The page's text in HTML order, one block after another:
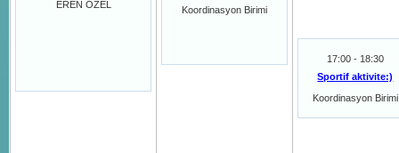
EREN ÖZEL
Koordinasyon Birimi
17:00 - 18:30
Sportif aktivite:)
Koordinasyon Birimi